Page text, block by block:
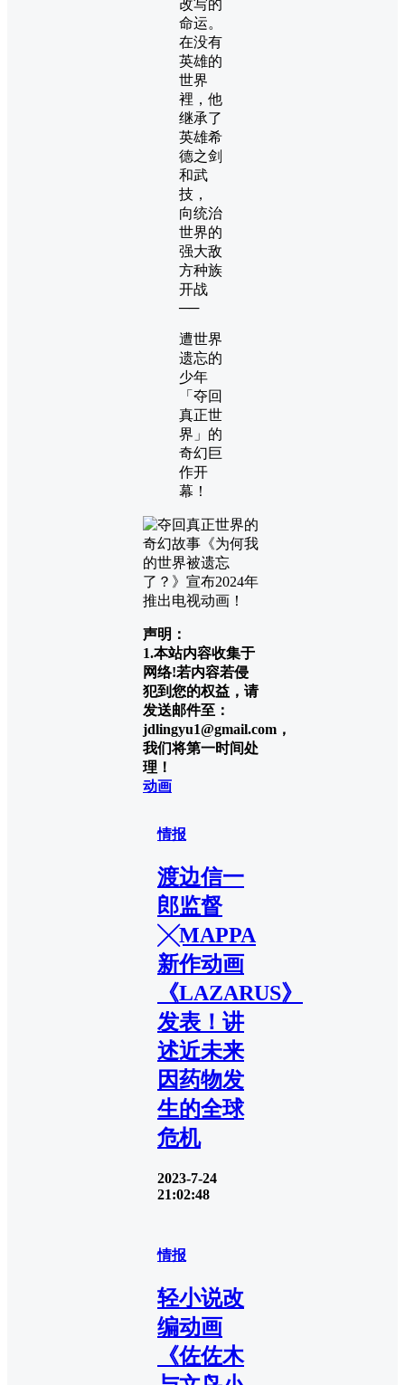
改写的
命运。
在没有
英雄的
世界
裡，他
继承了
英雄希
德之剑
和武
技，
向统治
世界的
强大敌
方种族
开战
──
遭世界
遗忘的
少年
「夺回
真正世
界」的
奇幻巨
作开
幕！
声明：
1.本站内容收集于
网络!若内容若侵
犯到您的权益，请
发送邮件至：
jdlingyu1@gmail.com，
我们将第一时间处
理！
动画
情报
渡边信一
郎监督
╳MAPPA
新作动画
《LAZARUS》
发表！讲
述近未来
因药物发
生的全球
危机
2023-7-24
21:02:48
情报
轻小说改
编动画
《佐佐木